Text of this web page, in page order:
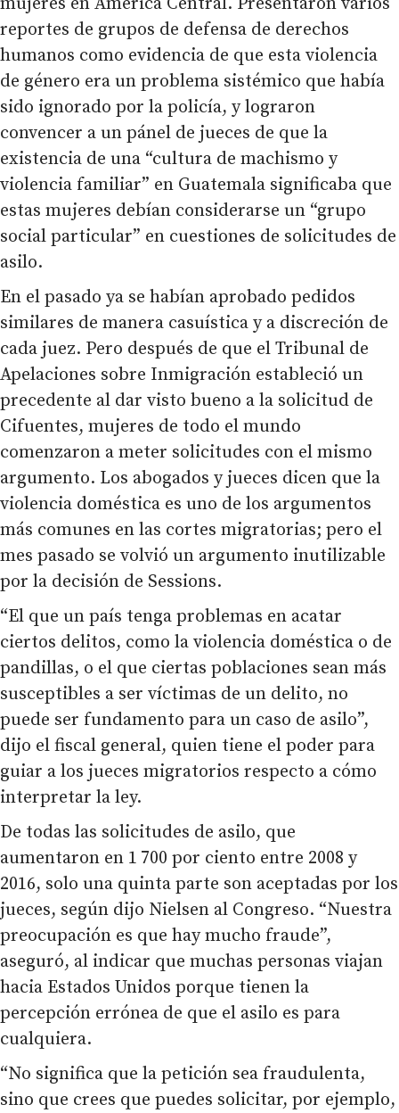
reportes de grupos de defensa de derechos
humanos como evidencia de que esta violencia
de género era un problema sistémico que había
sido ignorado por la policía, y lograron
convencer a un pánel de jueces de que la
existencia de una “cultura de machismo y
violencia familiar” en Guatemala significaba que
estas mujeres debían considerarse un “grupo
social particular” en cuestiones de solicitudes de
asilo.
En el pasado ya se habían aprobado pedidos
similares de manera casuística y a discreción de
cada juez. Pero después de que el Tribunal de
Apelaciones sobre Inmigración estableció un
precedente al dar visto bueno a la solicitud de
Cifuentes, mujeres de todo el mundo
comenzaron a meter solicitudes con el mismo
argumento. Los abogados y jueces dicen que la
violencia doméstica es uno de los argumentos
más comunes en las cortes migratorias; pero el
mes pasado se volvió un argumento inutilizable
por la decisión de Sessions.
“El que un país tenga problemas en acatar
ciertos delitos, como la violencia doméstica o de
pandillas, o el que ciertas poblaciones sean más
susceptibles a ser víctimas de un delito, no
puede ser fundamento para un caso de asilo”,
dijo el fiscal general, quien tiene el poder para
guiar a los jueces migratorios respecto a cómo
interpretar la ley.
De todas las solicitudes de asilo, que
aumentaron en 1 700 por ciento entre 2008 y
2016, solo una quinta parte son aceptadas por los
jueces, según dijo Nielsen al Congreso. “Nuestra
preocupación es que hay mucho fraude”,
aseguró, al indicar que muchas personas viajan
hacia Estados Unidos porque tienen la
percepción errónea de que el asilo es para
cualquiera.
“No significa que la petición sea fraudulenta,
sino que crees que puedes solicitar, por ejemplo,